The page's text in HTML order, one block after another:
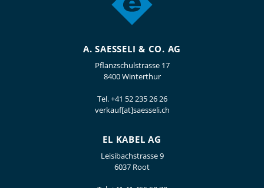
A. SAESSELI & CO. AG
Pflanzschulstrasse 17
8400 Winterthur
Tel.+41 52 235 26 26
verkauf[at]saesseli.ch
EL KABEL AG
Leisibachstrasse 9
6037 Root